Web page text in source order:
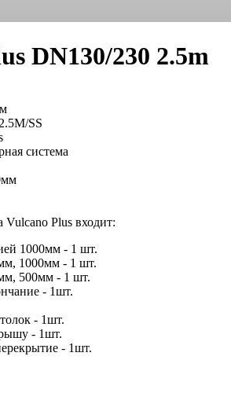
DN130/230 2.5m
SS
система
Plus входит:
1000мм - 1 шт.
1000мм - 1 шт.
500мм - 1 шт.
- 1шт.
- 1шт.
- 1шт.
- 1шт.